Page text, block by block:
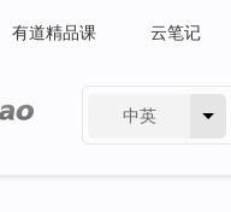
有道精品课 云笔记
中英